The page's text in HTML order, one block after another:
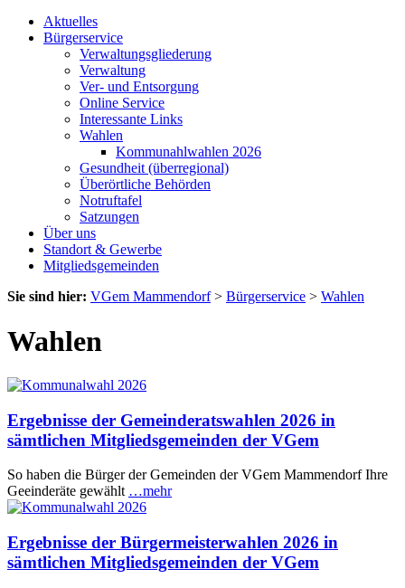
Aktuelles
Bürgerservice
Verwaltungsgliederung
Verwaltung
Ver- und Entsorgung
Online Service
Interessante Links
Wahlen
Kommunahlwahlen 2026
Gesundheit (überregional)
Überörtliche Behörden
Notruftafel
Satzungen
Über uns
Standort & Gewerbe
Mitgliedsgemeinden
Sie sind hier: VGem Mammendorf> Bürgerservice > Wahlen
Wahlen
Ergebnisse der Gemeinderatswahlen 2026 in
sämtlichen Mitgliedsgemeinden der VGem
So haben die Bürger der Gemeinden der VGem Mammendorf Ihre
Geeinderäte gewählt …mehr
Ergebnisse der Bürgermeisterwahlen 2026 in
sämtlichen Mitgliedsgemeinden der VGem